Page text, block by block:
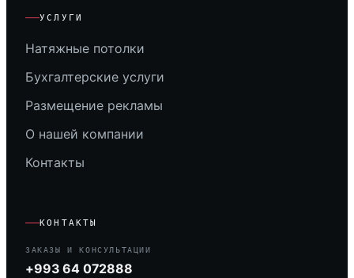
УСЛУГИ
Натяжные потолки
Бухгалтерские услуги
Размещение рекламы
О нашей компании
Контакты
КОНТАКТЫ
ЗАКАЗЫ И КОНСУЛЬТАЦИИ
+993 64 072888